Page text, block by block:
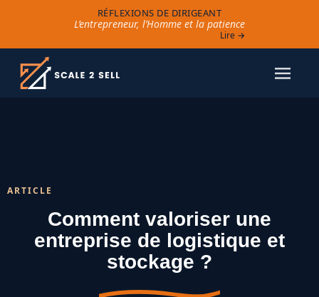
RÉFLEXIONS DE DIRIGEANT
L’entrepreneur, l’Homme et la patience
Lire →
ARTICLE
Comment valoriser une
entreprise de logistique et
stockage ?